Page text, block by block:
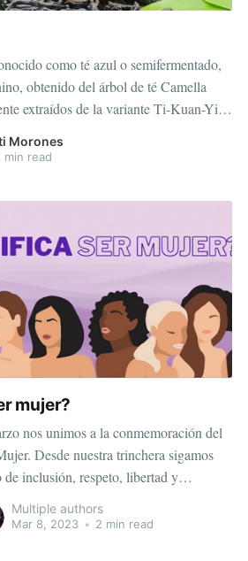
como té azul o semifermentado,
obtenido del árbol de té Camella
extraídos de la variante Ti-Kuan-Yin.
la provincia de Fujian (China). Luego
que procede de Taiwán es de
Morones
min read
mujer?
nos unimos a la conmemoración del
Desde nuestra trinchera sigamos
inclusión, respeto, libertad y
colaboradoras del Instituto de Salud
nos comparten su perspectiva de ser
Multiple authors
Mar 8, 2023 • 2 min read